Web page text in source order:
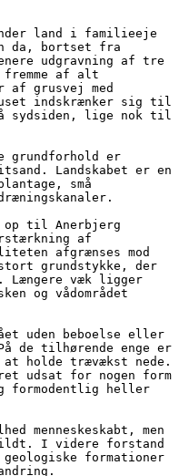
land i familieeje
da, bortset fra
udgravning af tre
fremme af alt
af grusvej med
indskrænker sig til
sydsiden, lige nok til
grundforhold er
Landskabet er en
små
op til Anerbjerg
af
afgrænses mod
grundstykke, der
Længere væk ligger
og vådområdet
uden beboelse eller
de tilhørende enge er
holde trævækst nede.
udsat for nogen form
formodentlig heller
menneskeskabt, men
I videre forstand
formationer